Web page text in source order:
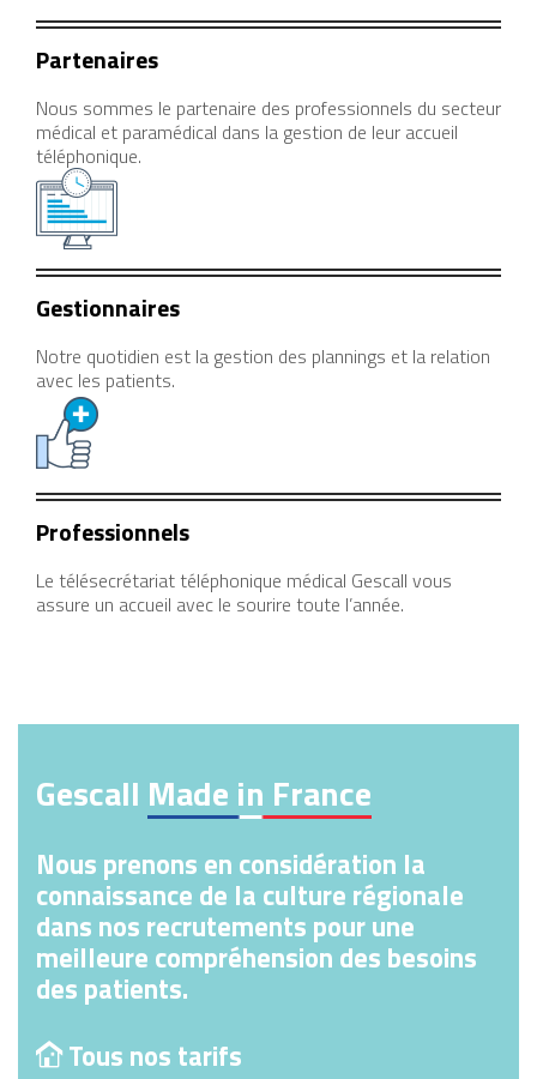
Running a remote medical secretariat means operating
Polskie kasyno online zyskuje popularność dzięki
Il casinò italiano offre un ambiente moderno e prestazioni
Das Online-CasinoFriday roll überzeugt durch seine
Partenaires
Nous sommes le partenaire des professionnels du secteur
médical et paramédical dans la gestion de leur accueil
téléphonique.
Gestionnaires
Notre quotidien est la gestion des plannings et la relation
avec les patients.
Professionnels
Le télésecrétariat téléphonique médical Gescall vous
assure un accueil avec le sourire toute l’année.
Gescall Made in France
Nous prenons en considération la
connaissance de la culture régionale
dans nos recrutements pour une
meilleure compréhension des besoins
des patients.
 Tous nos tarifs